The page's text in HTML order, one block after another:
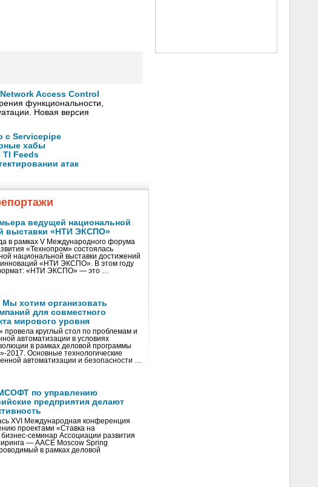
Access Control
функциональности,
Новая версия
с Servicepipe
хабы
TI Feeds
атак
ведущей национальной
выставки «НТИ ЭКСПО»
в рамках V Международного форума
«Технопром» состоялась
национальной выставки достижений
инноваций «НТИ ЭКСПО». В этом году
«НТИ ЭКСПО» — это …
хотим организовать
для совместного
мирового уровня
круглый стол по проблемам и
автоматизации в условиях
в рамках деловой программы
2017. Основные технологические
автоматизации и безопасности …
по управлению
предприятия делают
XVI Международная конференция
проектами «Ставка на
семинар Ассоциации развития
— AACE Moscow Spring
в рамках деловой